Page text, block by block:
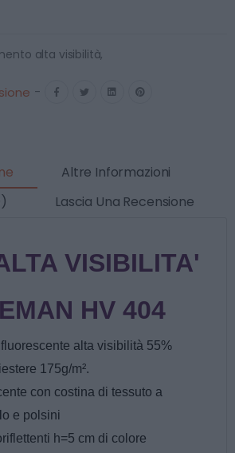
alta visibilità,
-
Altre Informazioni
Lascia Una Recensione
VISIBILITA'
HV 404
alta visibilità 55%
175g/m².
con costina di tessuto a
e polsini
h=5 cm di colore